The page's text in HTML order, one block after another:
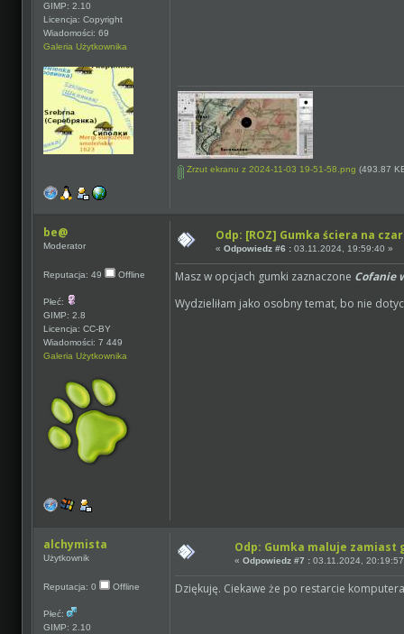
GIMP: 2.10
Licencja: Copyright
Wiadomości: 69
Galeria Użytkownika
Zrzut ekranu z 2024-11-03 19-51-58.png (493.87
be@
Moderator
Reputacja: 49 Offline
Płeć:
GIMP: 2.8
Licencja: CC-BY
Wiadomości: 7 449
Galeria Użytkownika
Odp: [ROZ] Gumka ściera na
«Odpowiedz #6 : 03.11.2024, 19:59:40 »
Masz w opcjach gumki zaznaczone Cofanie
Wydzieliłam jako osobny temat, bo nie
alchymista
Użytkownik
Reputacja: 0 Offline
Płeć:
GIMP: 2.10
Odp: Gumka maluje zamiast
«Odpowiedz #7 : 03.11.2024,
Dziękuję. Ciekawe że po restarcie